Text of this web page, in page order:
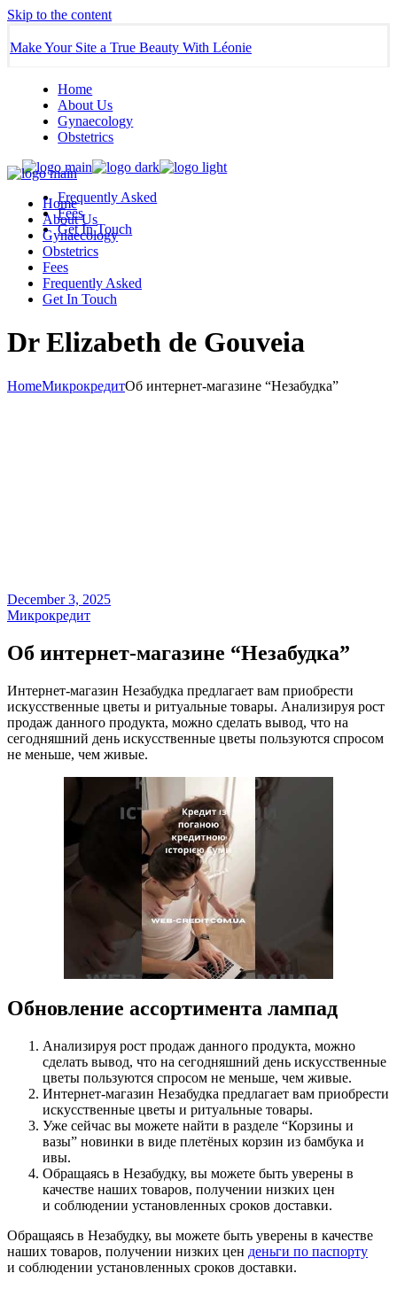
Skip to the content
Make Your Site a True Beauty With Léonie
Home
About Us
Gynaecology
Obstetrics
Frequently Asked
Fees
Get In Touch
Home
About Us
Gynaecology
Obstetrics
Fees
Frequently Asked
Get In Touch
Dr Elizabeth de Gouveia
HomeМикрокредитОб интернет-магазине “Незабудка”
December 3, 2025
Микрокредит
Об интернет-магазине “Незабудка”
Интернет-магазин Незабудка предлагает вам приобрести
искусственные цветы и ритуальные товары. Анализируя рост
продаж данного продукта, можно сделать вывод, что на
сегодняшний день искусственные цветы пользуются спросом
не меньше, чем живые.
Обновление ассортимента лампад
Анализируя рост продаж данного продукта, можно
сделать вывод, что на сегодняшний день искусственные
цветы пользуются спросом не меньше, чем живые.
Интернет-магазин Незабудка предлагает вам приобрести
искусственные цветы и ритуальные товары.
Уже сейчас вы можете найти в разделе “Корзины и
вазы” новинки в виде плетёных корзин из бамбука и
ивы.
Обращаясь в Незабудку, вы можете быть уверены в
качестве наших товаров, получении низких цен
и соблюдении установленных сроков доставки.
Обращаясь в Незабудку, вы можете быть уверены в качестве
наших товаров, получении низких цен деньги по паспорту
и соблюдении установленных сроков доставки.